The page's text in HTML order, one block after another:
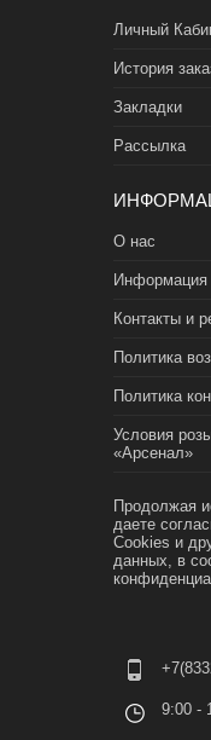
Личный
История
Закладки
Рассылка
О нас
Информация
Контакты и
Политика
Политика
Условия
«Арсенал»
Продолжая
даете
Cookies и
данных, в
9:00 -